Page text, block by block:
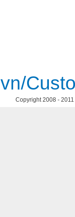
Copyright 2008 - 2011